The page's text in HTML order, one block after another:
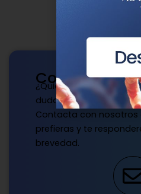
Contacto
¿Quieres publicar con
dudas?
Contacta con nosotros
prefieras y te
brevedad.